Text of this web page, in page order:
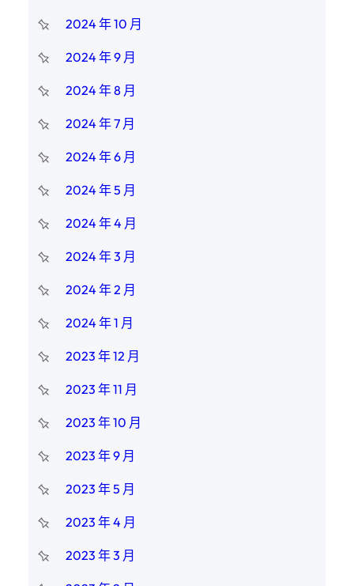
2024 年 10 月
2024 年 9 月
2024 年 8 月
2024 年 7 月
2024 年 6 月
2024 年 5 月
2024 年 4 月
2024 年 3 月
2024 年 2 月
2024 年 1 月
2023 年 12 月
2023 年 11 月
2023 年 10 月
2023 年 9 月
2023 年 5 月
2023 年 4 月
2023 年 3 月